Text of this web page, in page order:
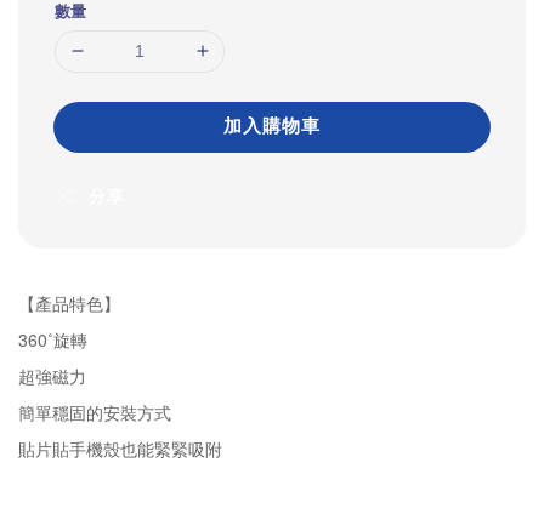
數量
加入購物車
【產品特色】
360˚旋轉
超強磁力
簡單穩固的安裝方式
貼片貼手機殼也能緊緊吸附